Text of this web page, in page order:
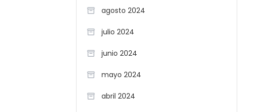
agosto 2024
julio 2024
junio 2024
mayo 2024
abril 2024